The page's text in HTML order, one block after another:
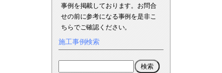
事例を掲載しております。お問合
せの前に参考になる事例を是非こ
ちらでご確認ください。
施工事例検索